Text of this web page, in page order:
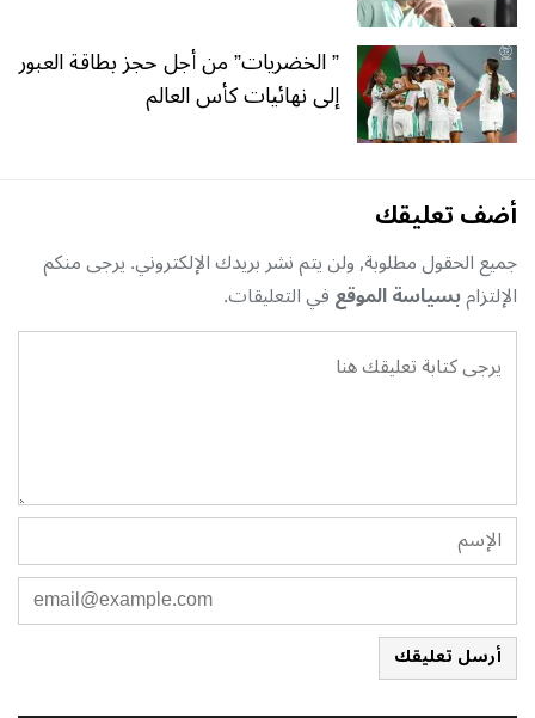
” الخضريات” من أجل حجز بطاقة العبور
إلى نهائيات كأس العالم
أضف تعليقك
جميع الحقول مطلوبة, ولن يتم نشر بريدك الإلكتروني. يرجى منكم
الإلتزامبسياسة الموقعفي التعليقات.
أرسل تعليقك